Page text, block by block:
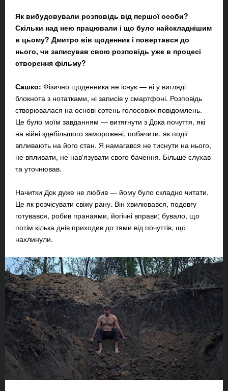
Як вибудовували розповідь від першої особи?
Скільки над нею працювали і що було найскладнішим
в цьому? Дмитро вів щоденник і повертався до
нього, чи записував свою розповідь уже в процесі
створення фільму?
Сашко: Фізично щоденника не існує — ні у вигляді
блокнота з нотатками, ні записів у смартфоні. Розповідь
створювалася на основі сотень голосових повідомлень.
Це було моїм завданням — витягнути з Дока почуття, які
на війні здебільшого заморожені, побачити, як події
впливають на його стан. Я намагався не тиснути на нього,
не впливати, не нав'язувати свого бачення. Більше слухав
та уточнював.
Начитки Док дуже не любив — йому було складно читати.
Це як розчісувати свіжу рану. Він хвилювався, подовгу
готувався, робив пранаями, йогічні вправи; бувало, що
потім кілька днів приходив до тями від почуттів, що
нахлинули.